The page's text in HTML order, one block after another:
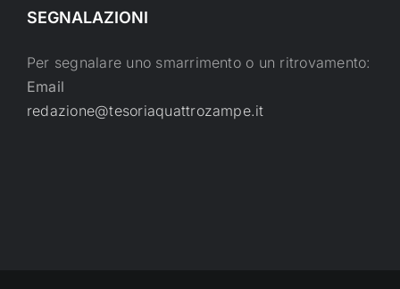
SEGNALAZIONI
Per segnalare uno smarrimento o un ritrovamento:
Email
redazione@tesoriaquattrozampe.it